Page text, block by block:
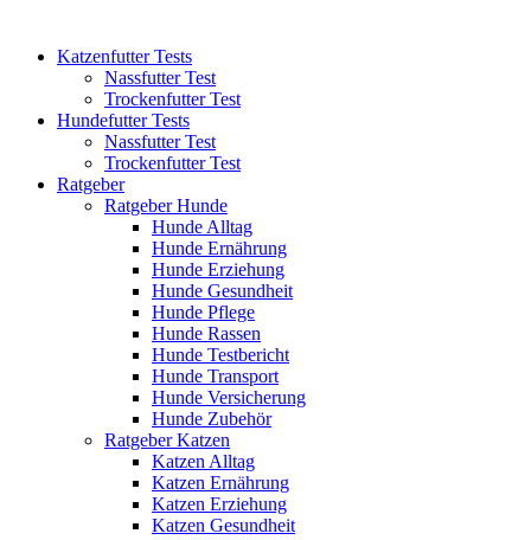
Katzenfutter Tests
Nassfutter Test
Trockenfutter Test
Hundefutter Tests
Nassfutter Test
Trockenfutter Test
Ratgeber
Ratgeber Hunde
Hunde Alltag
Hunde Ernährung
Hunde Erziehung
Hunde Gesundheit
Hunde Pflege
Hunde Rassen
Hunde Testbericht
Hunde Transport
Hunde Versicherung
Hunde Zubehör
Ratgeber Katzen
Katzen Alltag
Katzen Ernährung
Katzen Erziehung
Katzen Gesundheit